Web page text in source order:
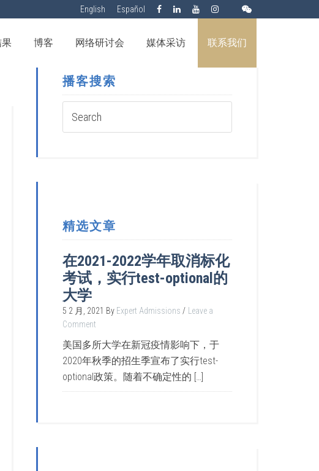
English Español
博客 网络研讨会 媒体采访 联系我们
播客搜索
精选文章
在2021-2022学年取消标化
考试，实行test-optional的
大学
5 2 月, 2021 By Expert Admissions
Leave a
Comment
美国多所大学在新冠疫情影响下，于
2020年秋季的招生季宣布了实行test-
optional政策。随着不确定性的 […]